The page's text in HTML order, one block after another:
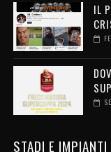
IL
STADI E IMPIANTI